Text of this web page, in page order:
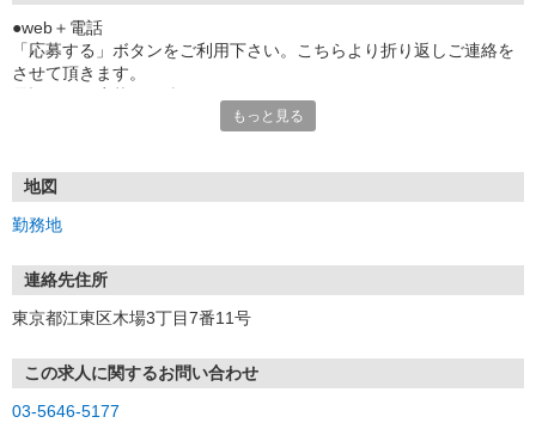
●web＋電話
「応募する」ボタンをご利用下さい。こちらより折り返しご連絡を
させて頂きます。
https://job-gear.net/ahbjpn/
もっと見る
地図
勤務地
連絡先住所
東京都江東区木場3丁目7番11号
この求人に関するお問い合わせ
03-5646-5177